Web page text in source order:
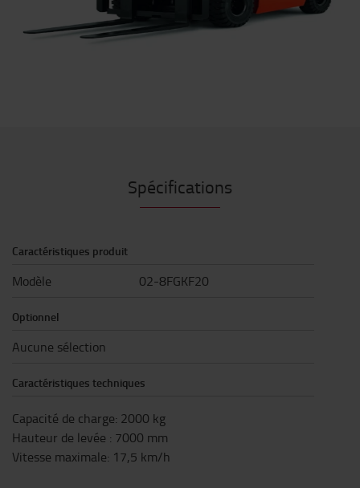
Spécifications
Caractéristiques produit
Modèle 02-8FGKF20
Optionnel
Aucune sélection
Caractéristiques techniques
Capacité de charge: 2000 kg
Hauteur de levée : 7000 mm
Vitesse maximale: 17,5 km/h